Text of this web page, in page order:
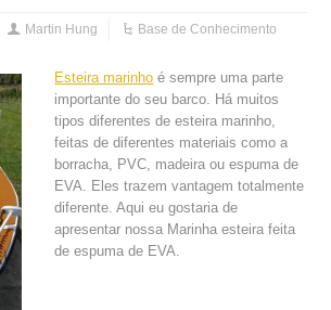
Martin Hung Base de Conhecimento
Esteira marinho é sempre uma parte
importante do seu barco. Há muitos
tipos diferentes de esteira marinho,
feitas de diferentes materiais como a
borracha, PVC, madeira ou espuma de
EVA. Eles trazem vantagem totalmente
diferente. Aqui eu gostaria de
apresentar nossa Marinha esteira feita
de espuma de EVA.